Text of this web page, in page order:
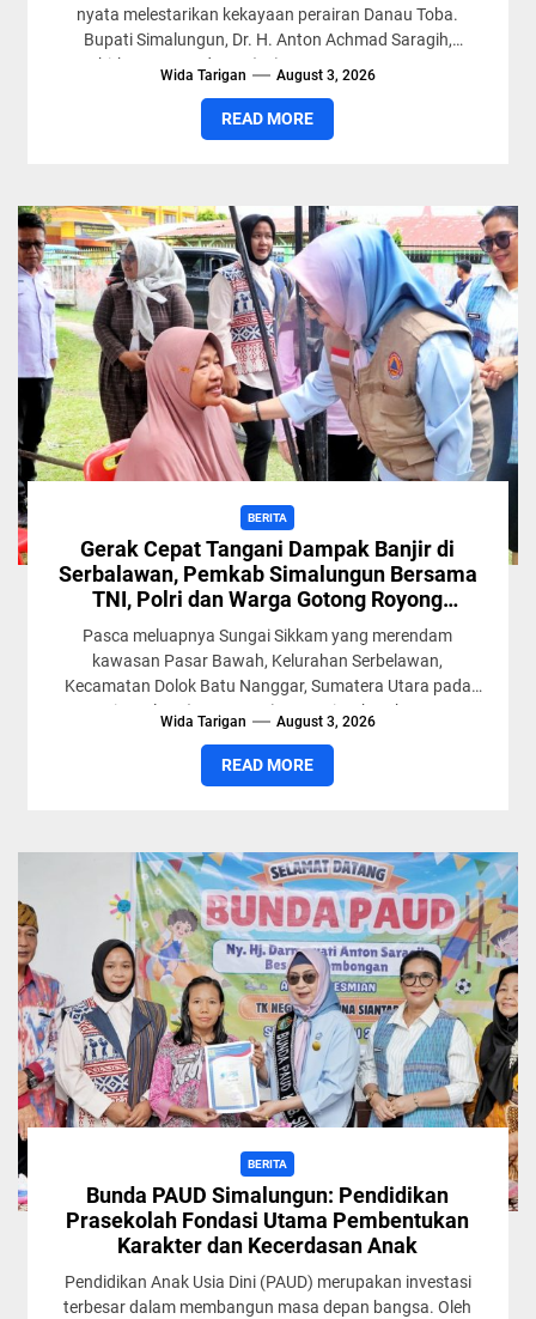
nyata melestarikan kekayaan perairan Danau Toba.
Bupati Simalungun, Dr. H. Anton Achmad Saragih,
menerbitkan Surat Edaran (SE) Nomor 500.5.2.16/1/2026
Wida Tarigan August 3, 2026
READ MORE
BERITA
Gerak Cepat Tangani Dampak Banjir di
Serbalawan, Pemkab Simalungun Bersama
TNI, Polri dan Warga Gotong Royong
Pulihkan Permukiman
Pasca meluapnya Sungai Sikkam yang merendam
kawasan Pasar Bawah, Kelurahan Serbelawan,
Kecamatan Dolok Batu Nanggar, Sumatera Utara pada
Kamis malam (30/7/2026), Pemerintah Kabupaten
Wida Tarigan August 3, 2026
READ MORE
BERITA
Bunda PAUD Simalungun: Pendidikan
Prasekolah Fondasi Utama Pembentukan
Karakter dan Kecerdasan Anak
Pendidikan Anak Usia Dini (PAUD) merupakan investasi
terbesar dalam membangun masa depan bangsa. Oleh